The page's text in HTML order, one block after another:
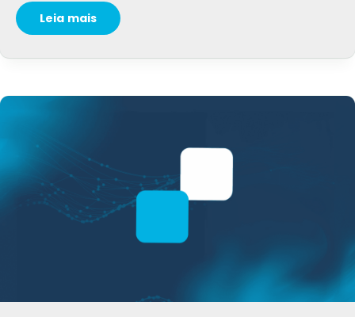
Leia mais